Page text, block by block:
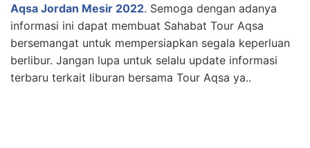
Aqsa Jordan Mesir 2022. Semoga dengan adanya
informasi ini dapat membuat Sahabat Tour Aqsa
bersemangat untuk mempersiapkan segala keperluan
berlibur. Jangan lupa untuk selalu update informasi
terbaru terkait liburan bersama Tour Aqsa ya..